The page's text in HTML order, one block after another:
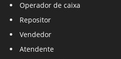
Operador de caixa
Repositor
Vendedor
Atendente